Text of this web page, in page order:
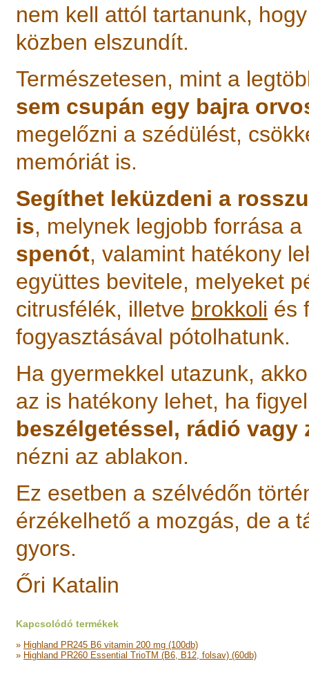
nem kell attól tartanunk,
közben elszundít.
Természetesen, mint a
sem csupán egy bajra
megelőzni a szédülést,
memóriát is.
Segíthet leküzdeni a
is, melynek legjobb forrása a
spenót, valamint hatékony
együttes bevitele, melyeket
citrusfélék, illetve brokkoli és
fogyasztásával pótolhatunk.
Ha gyermekkel utazunk,
az is hatékony lehet, ha
beszélgetéssel, rádió vagy
nézni az ablakon.
Ez esetben a szélvédőn
érzékelhető a mozgás, de a
gyors.
Őri Katalin
Kapcsolódó termékek
» Highland PR245 B6 vitamin 200 mg (100db)
» Highland PR260 Essential TrioTM (B6, B12, folsav) (60db)